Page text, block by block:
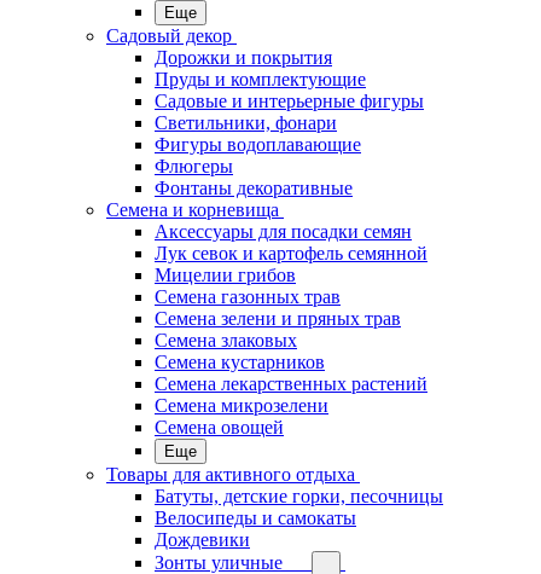
Еще
Садовый декор
Дорожки и покрытия
Пруды и комплектующие
Садовые и интерьерные фигуры
Светильники, фонари
Фигуры водоплавающие
Флюгеры
Фонтаны декоративные
Семена и корневища
Аксессуары для посадки семян
Лук севок и картофель семянной
Мицелии грибов
Семена газонных трав
Семена зелени и пряных трав
Семена злаковых
Семена кустарников
Семена лекарственных растений
Семена микрозелени
Семена овощей
Еще
Товары для активного отдыха
Батуты, детские горки, песочницы
Велосипеды и самокаты
Дождевики
Зонты уличные